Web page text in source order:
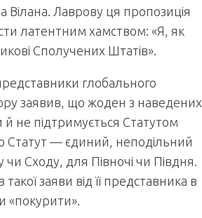
Вілана. Лаврову ця пропозиція
латентним хамством: «Я, як
Сполучених Штатів».
глобального
заявив, що жоден з наведених
не підтримується Статутом
Статут — єдиний, неподільний
Сходу, для Півночі чи Півдня.
заяви від її представника в
«покурити».